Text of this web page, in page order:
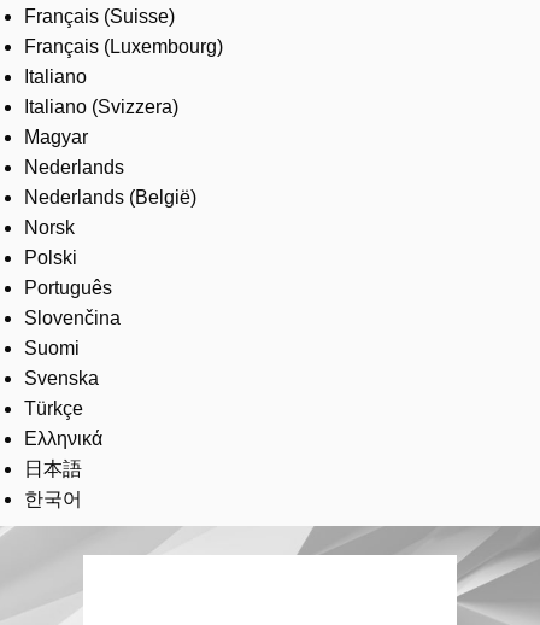
Français (Suisse)
Français (Luxembourg)
Italiano
Italiano (Svizzera)
Magyar
Nederlands
Nederlands (België)
Norsk
Polski
Português
Slovenčina
Suomi
Svenska
Türkçe
Ελληνικά
日本語
한국어